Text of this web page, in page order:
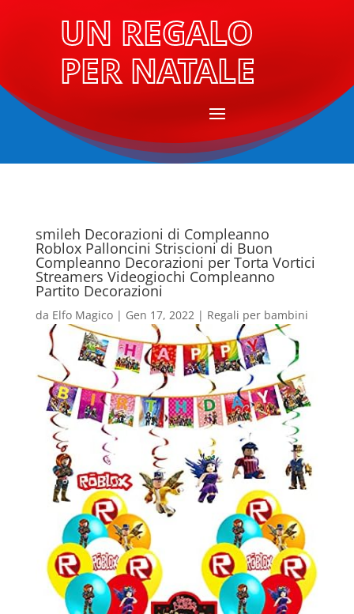
UN REGALO
PER NATALE
smileh Decorazioni di Compleanno
Roblox Palloncini Striscioni di Buon
Compleanno Decorazioni per Torta Vortici
Streamers Videogiochi Compleanno
Partito Decorazioni
da Elfo Magico| Gen 17, 2022| Regali per bambini